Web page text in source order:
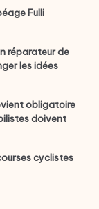
Fulli
réparateur de
les idées
obligatoire
doivent
cyclistes